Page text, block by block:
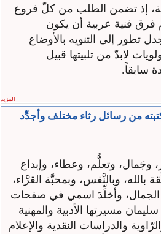
إذ تضمن الطلب من كلّ فروع
فرق فنية عربية أن يكون
تطور إلى التنويه بالأوضاع
لابدّ من تلبيتها قبيل
سابقاً.
المزيد
من رسائل رثاء مختلف وأجدِّد
وجَمال، وتعلُّم، وعطاء، وإبداع
بالله، وبالنَّفس، وبمحبَّة القرَّاء،
الجمال، وأخلِّدَ اسمي في صفحات
مسيرتها الأدبية والمهنية
والدراسات النقدية والإعلام